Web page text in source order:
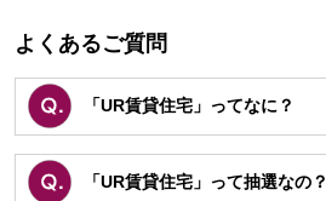
よくあるご質問
「UR賃貸住宅」ってなに？
「UR賃貸住宅」って抽選なの？